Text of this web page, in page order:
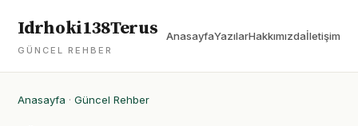
Idrhoki138Terus
GÜNCEL REHBER
AnasayfaYazılarHakkımızdaİletişim
Anasayfa · Güncel Rehber